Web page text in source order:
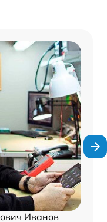
Иванов